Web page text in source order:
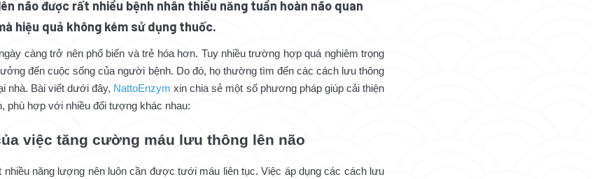
não được rất nhiều bệnh nhân thiểu năng tuần hoàn não quan
hiệu quả không kém sử dụng thuốc.
càng trở nên phổ biến và trẻ hóa hơn. Tuy nhiều trường hợp quá nghiêm trọng
đến cuộc sống của người bệnh. Do đó, họ thường tìm đến các cách lưu thông
nhà. Bài viết dưới đây, NattoEnzym xin chia sẻ một số phương pháp giúp cải thiện
phù hợp với nhiều đối tượng khác nhau:
việc tăng cường máu lưu thông lên não
nhiều năng lượng nên luôn cần được tưới máu liên tục. Việc áp dụng các cách lưu